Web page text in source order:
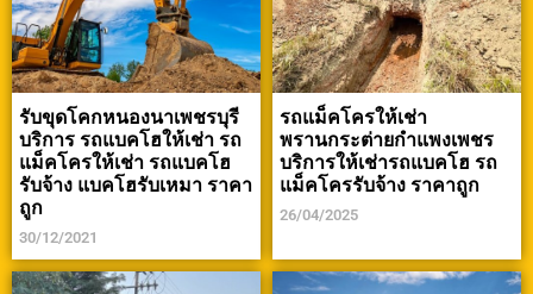
รับขุดโคกหนองนาเพชรบุรี
บริการ รถแบคโฮให้เช่า รถ
แม็คโครให้เช่า รถแบคโฮ
รับจ้าง แบคโฮรับเหมา ราคา
ถูก
30/12/2021
รถแม็คโครให้เช่า
พรานกระต่ายกำแพงเพชร
บริการให้เช่ารถแบคโฮ รถ
แม็คโครรับจ้าง ราคาถูก
26/04/2025